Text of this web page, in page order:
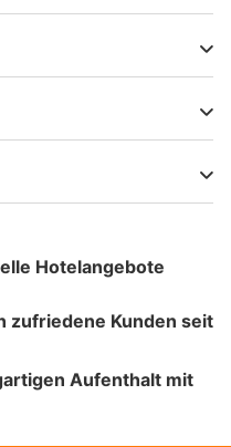
Hotelangebote
zufriedene Kunden seit
Aufenthalt mit